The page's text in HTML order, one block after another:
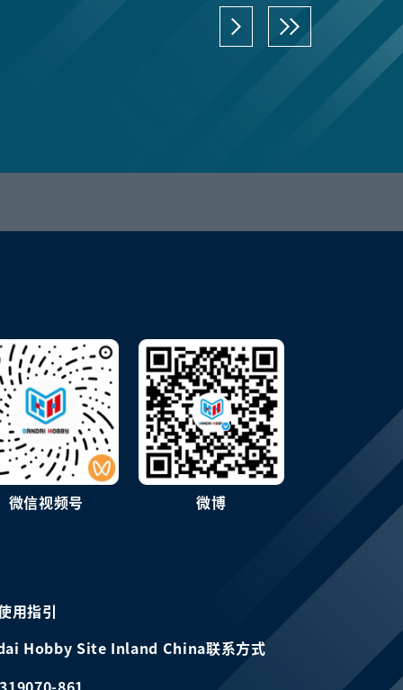
微信视频号 微博
用指引
Hobby Site Inland China联系方式